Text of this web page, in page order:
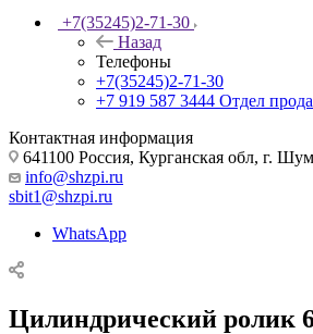
+7(35245)2-71-30
Назад
Телефоны
+7(35245)2-71-30
+7 919 587 3444 Отдел
Контактная информация
641100 Россия, Курганская обл, г.
info@shzpi.ru
sbit1@shzpi.ru
WhatsApp
Цилиндрический ролик